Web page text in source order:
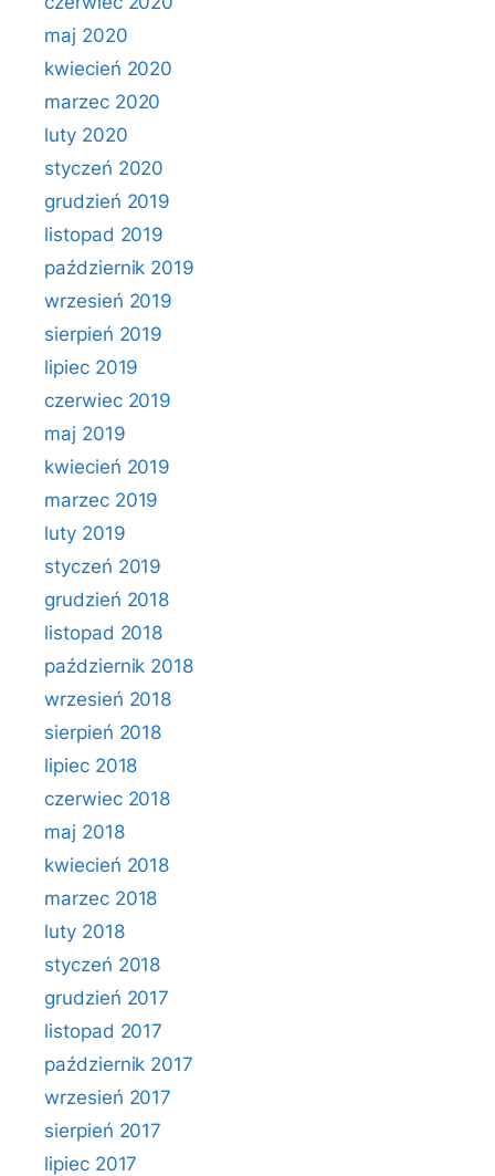
maj 2020
kwiecień 2020
marzec 2020
luty 2020
styczeń 2020
grudzień 2019
listopad 2019
październik 2019
wrzesień 2019
sierpień 2019
lipiec 2019
czerwiec 2019
maj 2019
kwiecień 2019
marzec 2019
luty 2019
styczeń 2019
grudzień 2018
listopad 2018
październik 2018
wrzesień 2018
sierpień 2018
lipiec 2018
czerwiec 2018
maj 2018
kwiecień 2018
marzec 2018
luty 2018
styczeń 2018
grudzień 2017
listopad 2017
październik 2017
wrzesień 2017
sierpień 2017
lipiec 2017